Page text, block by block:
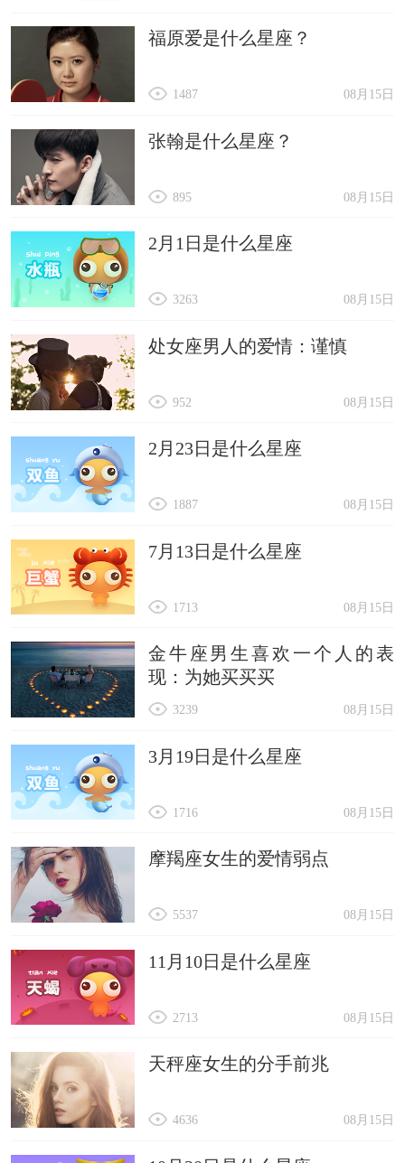
福原爱是什么星座？
08月15日
1487
张翰是什么星座？
08月15日
895
2月1日是什么星座
08月15日
3263
处女座男人的爱情：谨慎
08月15日
952
2月23日是什么星座
08月15日
1887
7月13日是什么星座
08月15日
1713
金牛座男生喜欢一个人的表
现：为她买买买
08月15日
3239
3月19日是什么星座
08月15日
1716
摩羯座女生的爱情弱点
08月15日
5537
11月10日是什么星座
08月15日
2713
天秤座女生的分手前兆
08月15日
4636